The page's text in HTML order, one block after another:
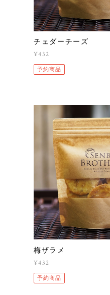
チェダーチーズ
¥432
予約商品
梅ザラメ
¥432
予約商品